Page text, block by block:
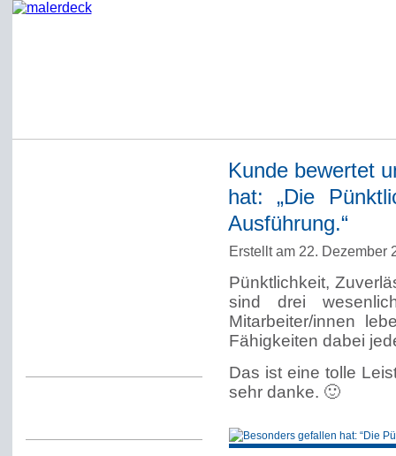
Kunde bewertet
hat: „Die
Ausführung.“
Erstellt am 22. Dezember
Pünktlichkeit,
sind drei
Mitarbeiter/innen
Fähigkeiten dabei
Das ist eine tolle
sehr danke. 🙂